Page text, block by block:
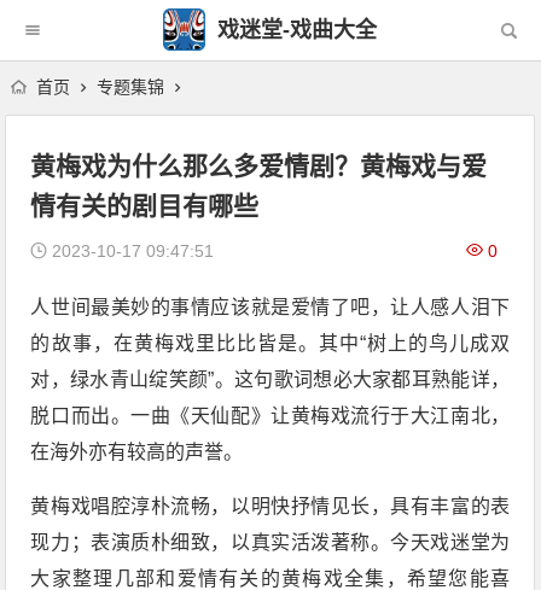
戏迷堂-戏曲大全
首页 专题集锦
黄梅戏为什么那么多爱情剧？黄梅戏与爱
情有关的剧目有哪些
2023-10-17 09:47:51 0
人世间最美妙的事情应该就是爱情了吧，让人感人泪下
的故事，在黄梅戏里比比皆是。其中“树上的鸟儿成双
对，绿水青山绽笑颜”。这句歌词想必大家都耳熟能详，
脱口而出。一曲《天仙配》让黄梅戏流行于大江南北，
在海外亦有较高的声誉。
黄梅戏唱腔淳朴流畅，以明快抒情见长，具有丰富的表
现力；表演质朴细致，以真实活泼著称。今天戏迷堂为
大家整理几部和爱情有关的黄梅戏全集，希望您能喜